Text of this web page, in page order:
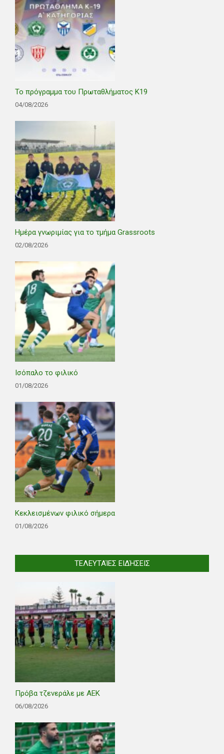
Το πρόγραμμα του Πρωταθλήματος Κ19
04/08/2026
Ημέρα γνωριμίας για το τμήμα Grassroots
02/08/2026
Ισόπαλο το φιλικό
01/08/2026
Κεκλεισμένων φιλικό σήμερα
01/08/2026
ΤΕΛΕΥΤΑΊΕΣ ΕΙΔΉΣΕΙΣ
Πρόβα τζενεράλε με ΑΕΚ
06/08/2026